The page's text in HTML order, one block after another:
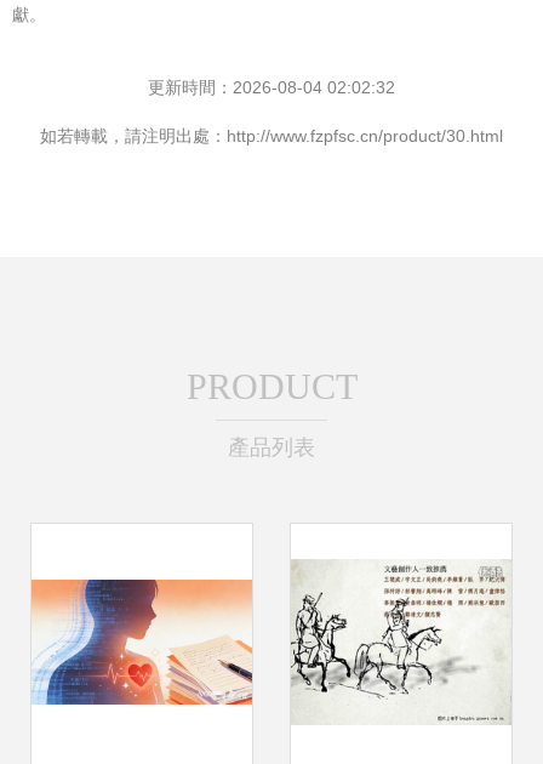
獻。
更新時間：2026-08-04 02:02:32
如若轉載，請注明出處：http://www.fzpfsc.cn/product/30.html
PRODUCT
產品列表